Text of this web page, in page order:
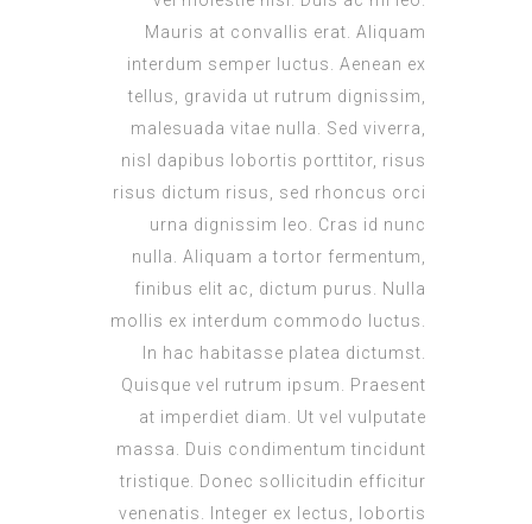
Mauris at convallis erat. Aliquam
interdum semper luctus. Aenean ex
tellus, gravida ut rutrum dignissim,
malesuada vitae nulla. Sed viverra,
nisl dapibus lobortis porttitor, risus
risus dictum risus, sed rhoncus orci
urna dignissim leo. Cras id nunc
nulla. Aliquam a tortor fermentum,
finibus elit ac, dictum purus. Nulla
mollis ex interdum commodo luctus.
In hac habitasse platea dictumst.
Quisque vel rutrum ipsum. Praesent
at imperdiet diam. Ut vel vulputate
massa. Duis condimentum tincidunt
tristique. Donec sollicitudin efficitur
venenatis. Integer ex lectus, lobortis